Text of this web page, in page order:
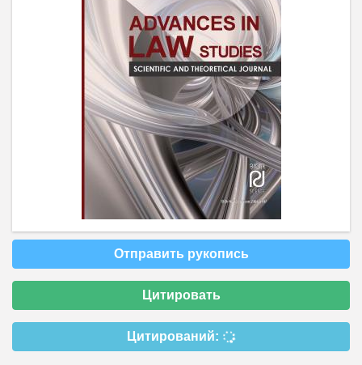
Отправить рукопись
Цитировать
Цитирований: